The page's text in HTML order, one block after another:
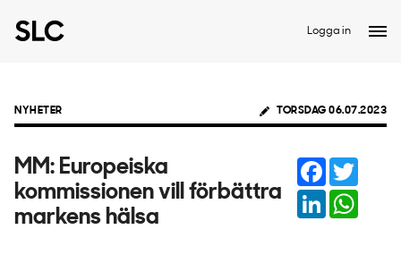
Logga in
NYHETER TORSDAG 06.07.2023
MM: Europeiska
kommissionen vill förbättra
markens hälsa
Facebook
LinkedIn